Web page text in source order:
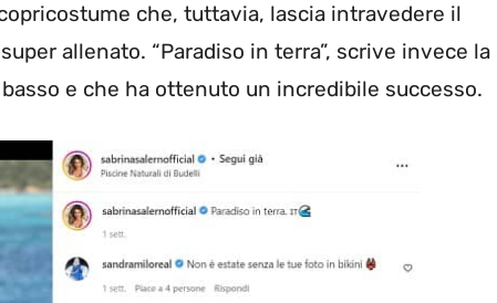
che, tuttavia, lascia intravedere il
allenato. “Paradiso in terra”, scrive invece la
e che ha ottenuto un incredibile successo.